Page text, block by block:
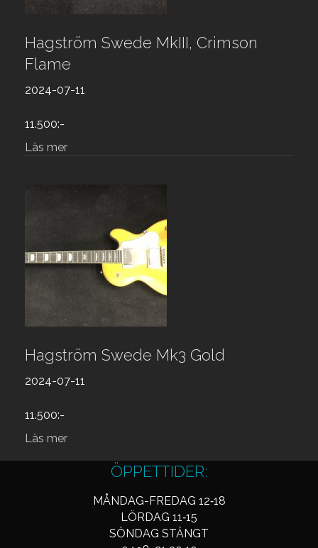
Hagström Swede MkIII, Crimson
Flame
2024-07-11
11.500:-
Läs mer
Hagström Swede Mk3 Gold
2024-07-11
11.500:-
Läs mer
ÖPPETTIDER:
MÅNDAG-FREDAG 12‑18
LÖRDAG 11‑15
SÖNDAG STÄNGT